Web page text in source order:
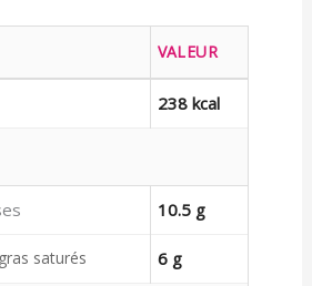
VALEUR
238 kcal
10.5 g
saturés 6 g